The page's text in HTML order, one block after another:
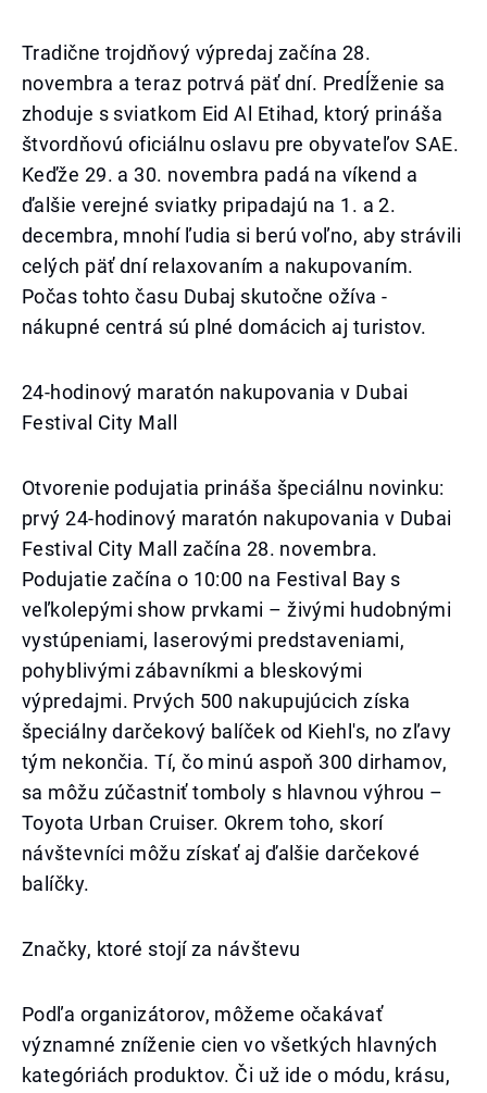
Tradične trojdňový výpredaj začína 28.
novembra a teraz potrvá päť dní. Predĺženie sa
zhoduje s sviatkom Eid Al Etihad, ktorý prináša
štvordňovú oficiálnu oslavu pre obyvateľov SAE.
Keďže 29. a 30. novembra padá na víkend a
ďalšie verejné sviatky pripadajú na 1. a 2.
decembra, mnohí ľudia si berú voľno, aby strávili
celých päť dní relaxovaním a nakupovaním.
Počas tohto času Dubaj skutočne ožíva -
nákupné centrá sú plné domácich aj turistov.
24-hodinový maratón nakupovania v Dubai
Festival City Mall
Otvorenie podujatia prináša špeciálnu novinku:
prvý 24-hodinový maratón nakupovania v Dubai
Festival City Mall začína 28. novembra.
Podujatie začína o 10:00 na Festival Bay s
veľkolepými show prvkami – živými hudobnými
vystúpeniami, laserovými predstaveniami,
pohyblivými zábavníkmi a bleskovými
výpredajmi. Prvých 500 nakupujúcich získa
špeciálny darčekový balíček od Kiehl's, no zľavy
tým nekončia. Tí, čo minú aspoň 300 dirhamov,
sa môžu zúčastniť tomboly s hlavnou výhrou –
Toyota Urban Cruiser. Okrem toho, skorí
návštevníci môžu získať aj ďalšie darčekové
balíčky.
Značky, ktoré stojí za návštevu
Podľa organizátorov, môžeme očakávať
významné zníženie cien vo všetkých hlavných
kategóriách produktov. Či už ide o módu, krásu,